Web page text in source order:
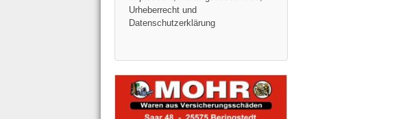
Urheberrecht und
Datenschutzerklärung